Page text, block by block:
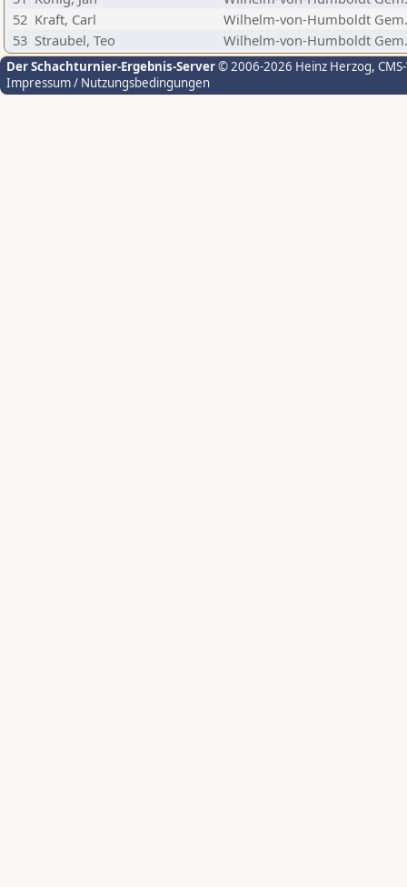
52 Kraft, Carl
Wilhelm-von-Humboldt
53 Straubel, Teo Wilhelm-von-Humboldt
Der Schachturnier-Ergebnis-Server© 2006-2026 Heinz Herzog,
Impressum / Nutzungsbedingungen